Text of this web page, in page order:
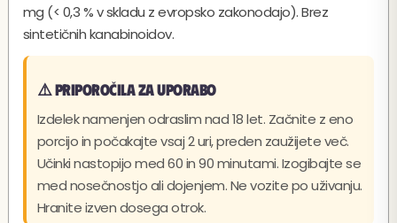
mg (< 0,3 % v skladu z evropsko zakonodajo). Brez
sintetičnih kanabinoidov.
⚠️ Priporočila za uporabo
Izdelek namenjen odraslim nad 18 let. Začnite z eno
porcijo in počakajte vsaj 2 uri, preden zaužijete več.
Učinki nastopijo med 60 in 90 minutami. Izogibajte se
med nosečnostjo ali dojenjem. Ne vozite po uživanju.
Hranite izven dosega otrok.